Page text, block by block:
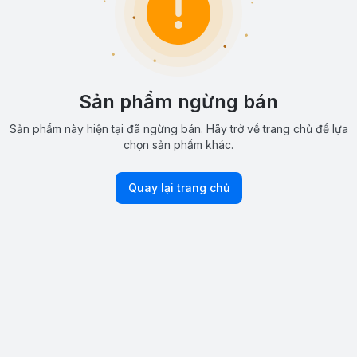
Sản phẩm ngừng bán
Sản phẩm này hiện tại đã ngừng bán. Hãy trở về trang chủ để lựa
chọn sản phẩm khác.
Quay lại trang chủ